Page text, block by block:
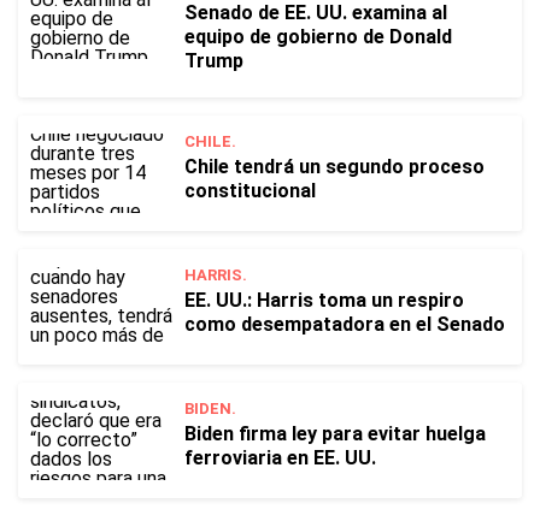
Senado de EE. UU. examina al
equipo de gobierno de Donald
Trump
CHILE.
Chile tendrá un segundo proceso
constitucional
HARRIS.
EE. UU.: Harris toma un respiro
como desempatadora en el Senado
BIDEN.
Biden firma ley para evitar huelga
ferroviaria en EE. UU.